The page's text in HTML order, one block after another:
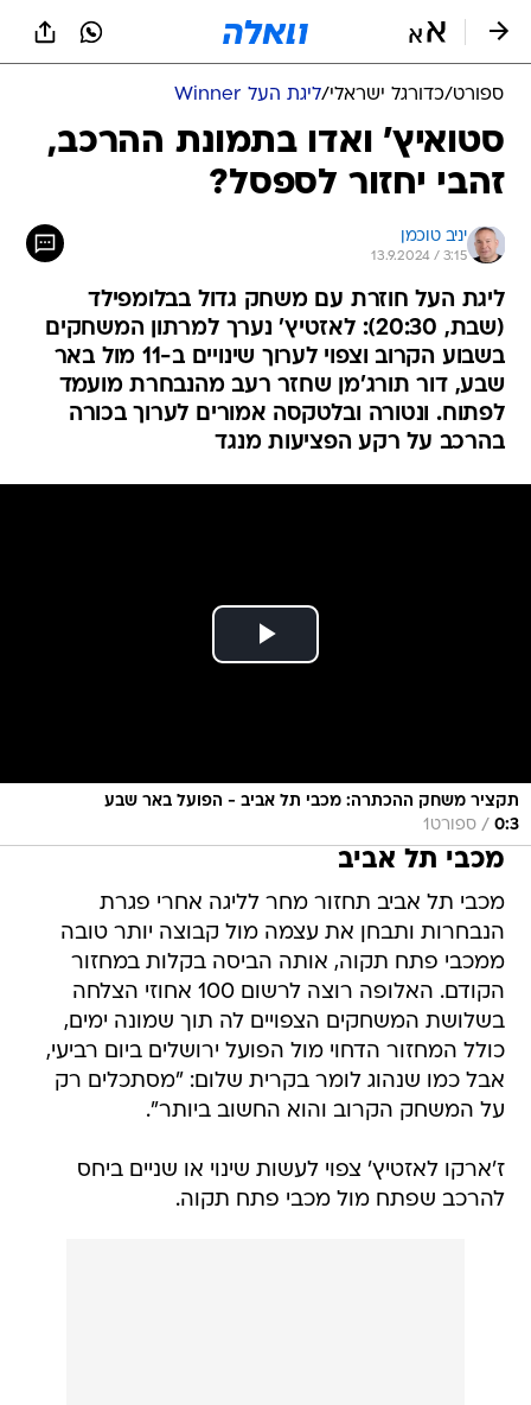
ספורט/כדורגל ישראלי/ליגת העל Winner
סטואיץ' ואדו בתמונת ההרכב,
זהבי יחזור לספסל?
יניב טוכמן
13.9.2024 / 3:15
ליגת העל חוזרת עם משחק גדול בבלומפילד
(שבת, 20:30): לאזטיץ' נערך למרתון המשחקים
בשבוע הקרוב וצפוי לערוך שינויים ב-11 מול באר
שבע, דור תורג'מן שחזר רעב מהנבחרת מועמד
לפתוח. ונטורה ובלטקסה אמורים לערוך בכורה
בהרכב על רקע הפציעות מנגד
תקציר משחק ההכתרה: מכבי תל אביב - הפועל באר שבע
0:3
/ ספורט1
מכבי תל אביב
מכבי תל אביב תחזור מחר לליגה אחרי פגרת
הנבחרות ותבחן את עצמה מול קבוצה יותר טובה
ממכבי פתח תקוה, אותה הביסה בקלות במחזור
הקודם. האלופה רוצה לרשום 100 אחוזי הצלחה
בשלושת המשחקים הצפויים לה תוך שמונה ימים,
כולל המחזור הדחוי מול הפועל ירושלים ביום רביעי,
אבל כמו שנהוג לומר בקרית שלום: "מסתכלים רק
על המשחק הקרוב והוא החשוב ביותר".
ז'ארקו לאזטיץ' צפוי לעשות שינוי או שניים ביחס
להרכב שפתח מול מכבי פתח תקוה.